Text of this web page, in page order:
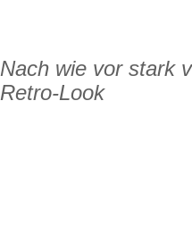
Nach wie vor stark
Retro-Look